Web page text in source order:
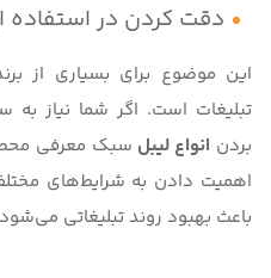
دقت کردن در
این موضوع برای بسیاری از
تبلیغات است. اگر شما نیاز به
بردن انواع لیبل سبک معرفی
اهمیت دادن به شرایط‌های
باعث بهبود روند تبلیغاتی